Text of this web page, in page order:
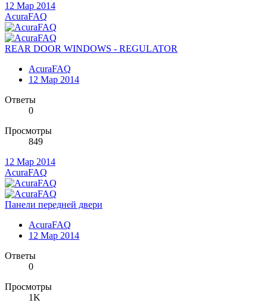
12 Мар 2014
AcuraFAQ
REAR DOOR WINDOWS - REGULATOR
AcuraFAQ
12 Мар 2014
Ответы
0
Просмотры
849
12 Мар 2014
AcuraFAQ
Панели передней двери
AcuraFAQ
12 Мар 2014
Ответы
0
Просмотры
1K